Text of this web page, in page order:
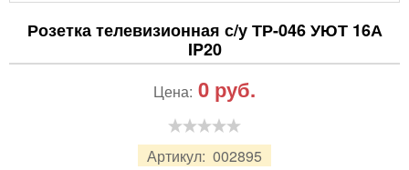
Розетка телевизионная с/у ТР-046 УЮТ 16А
IP20
Артикул: 002895
Цена: 0 руб.